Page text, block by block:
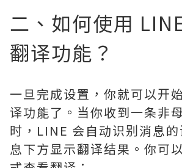
二、如何使用
翻译功能？
一旦完成设置，你就可以开
译功能了。当你收到一条非
时，LINE 会自动识别消息
息下方显示翻译结果。你可